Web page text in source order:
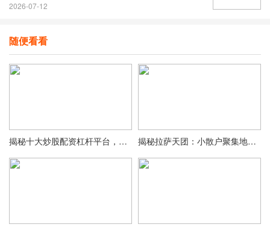
2026-07-12
随便看看
揭秘十大炒股配资杠杆平台，助你选适合自己的投资工具 揭秘拉萨天团：小散户聚集地及股票暴跌背后的真相